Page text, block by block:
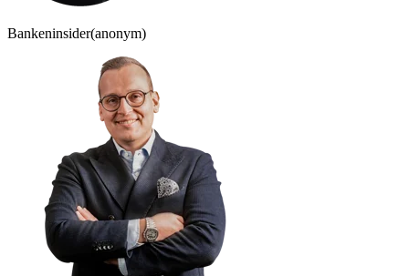
Bankeninsider(anonym)